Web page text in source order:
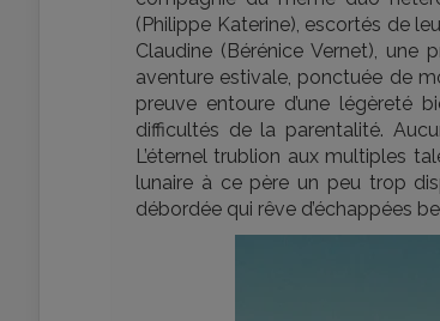
(Philippe Katerine), escortés de
Claudine (Bérénice Vernet),
aventure estivale, ponctuée de
preuve entoure d’une légèreté
difficultés de la parentalité.
L’éternel trublion aux multiples
lunaire à ce père un peu trop
débordée qui rêve d’échappées